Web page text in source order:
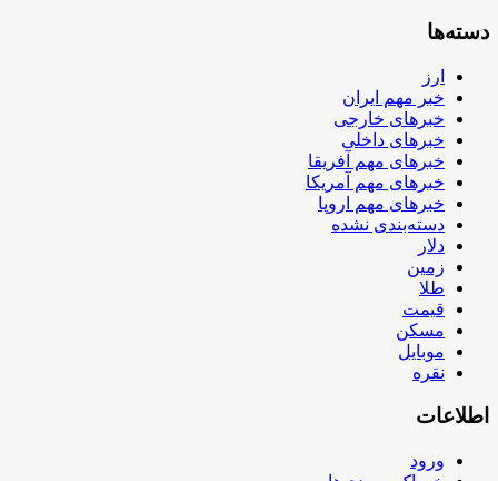
دسته‌ها
ارز
خبر مهم ایران
خبرهای خارجی
خبرهای داخلی
خبرهای مهم آفریقا
خبرهای مهم آمریکا
خبرهای مهم اروپا
دسته‌بندی نشده
دلار
زمین
طلا
قیمت
مسکن
موبایل
نقره
اطلاعات
ورود